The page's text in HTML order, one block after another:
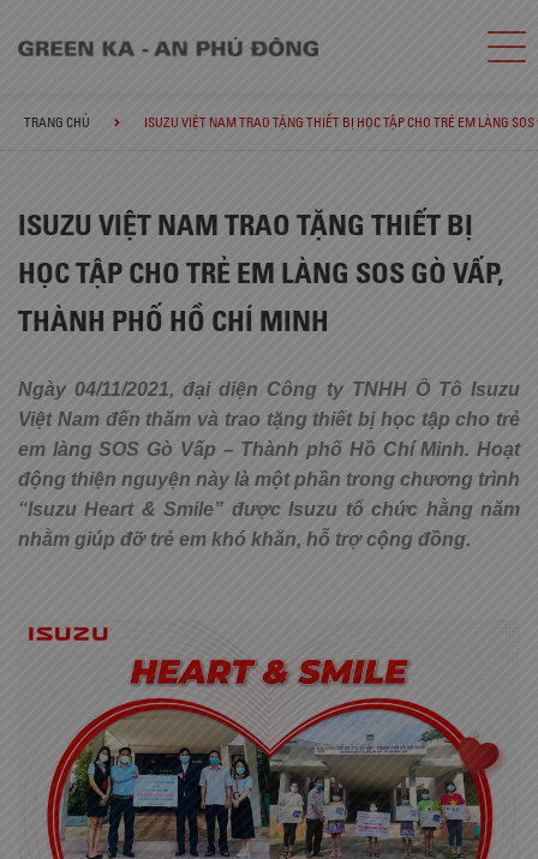
TRANG CHỦ ISUZU VIỆT NAM TRAO TẶNG THIẾT BỊ HỌC TẬP CHO TRẺ EM LÀNG
ISUZU VIỆT NAM TRAO TẶNG THIẾT BỊ
HỌC TẬP CHO TRẺ EM LÀNG SOS GÒ VẤP,
THÀNH PHỐ HỒ CHÍ MINH
Ngày 04/11/2021, đại diện Công ty TNHH Ô Tô Isuzu
Việt Nam đến thăm và trao tặng thiết bị học tập cho trẻ
em làng SOS Gò Vấp – Thành phố Hồ Chí Minh. Hoạt
động thiện nguyện này là một phần trong chương trình
“Isuzu Heart & Smile” được Isuzu tổ chức hằng năm
nhằm giúp đỡ trẻ em khó khăn, hỗ trợ cộng đồng.